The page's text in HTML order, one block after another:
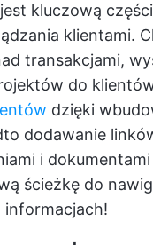
kluczową
klientami.
transakcjami,
do
dzięki
dodawanie
i
ścieżkę do
informacjach!